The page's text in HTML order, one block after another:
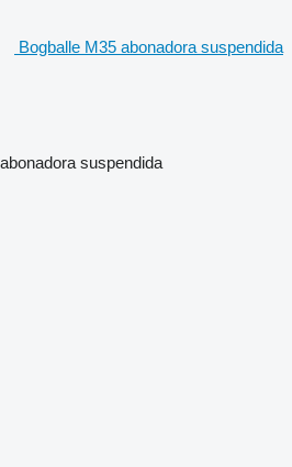
Bogballe M35 abonadora suspendida
suspendida